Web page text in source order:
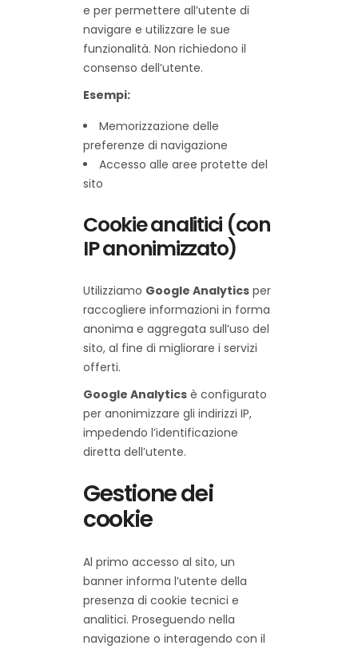
e per permettere all’utente di
navigare e utilizzare le sue
funzionalità. Non richiedono il
consenso dell’utente.
Esempi:
Memorizzazione delle
preferenze di navigazione
Accesso alle aree protette del
sito
Cookie analitici (con
IP anonimizzato)
Utilizziamo Google Analytics per
raccogliere informazioni in forma
anonima e aggregata sull’uso del
sito, al fine di migliorare i servizi
offerti.
Google Analytics è configurato
per anonimizzare gli indirizzi IP,
impedendo l’identificazione
diretta dell’utente.
Gestione dei
cookie
Al primo accesso al sito, un
banner informa l’utente della
presenza di cookie tecnici e
analitici. Proseguendo nella
navigazione o interagendo con il